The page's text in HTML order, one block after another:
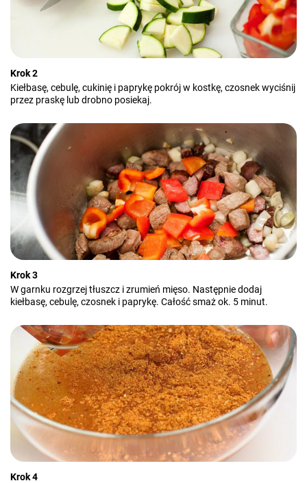
Krok 2
Kiełbasę, cebulę, cukinię i paprykę pokrój w kostkę, czosnek wyciśnij
przez praskę lub drobno posiekaj.
Krok 3
W garnku rozgrzej tłuszcz i zrumień mięso. Następnie dodaj
kiełbasę, cebulę, czosnek i paprykę. Całość smaż ok. 5 minut.
Krok 4